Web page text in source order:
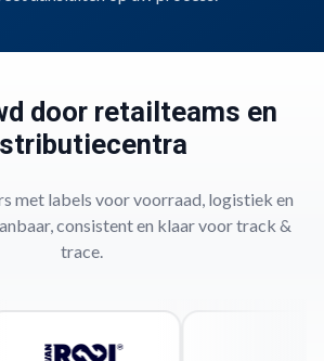
door retailteams en
met labels voor voorraad, logistiek en
consistent en klaar voor track &
trace.